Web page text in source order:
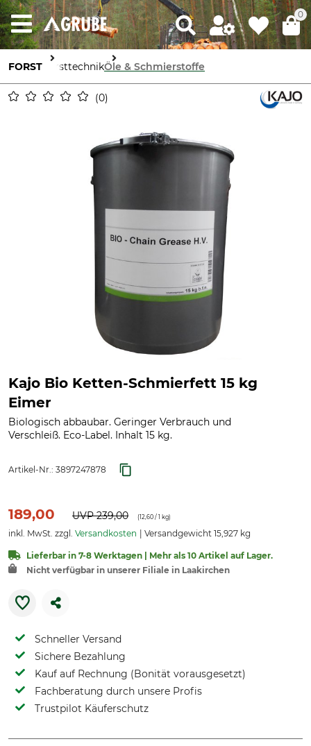
0
FORST ForsttechnikÖle & Schmierstoffe
0
Kajo Bio Ketten-Schmierfett 15 kg
Eimer
Biologisch abbaubar. Geringer Verbrauch und
Verschleiß. Eco-Label. Inhalt 15 kg.
Artikel-Nr.: 3897247878
189,00 UVP239,00 (12,60 / 1 kg)
inkl. MwSt. zzgl. Versandkosten Versandgewicht 15,927 kg
Lieferbar in 7-8 Werktagen | Mehr als 10 Artikel auf Lager.
Nicht verfügbar in unserer Filiale in Laakirchen
Schneller Versand
Sichere Bezahlung
Kauf auf Rechnung (Bonität vorausgesetzt)
Fachberatung durch unsere Profis
Trustpilot Käuferschutz